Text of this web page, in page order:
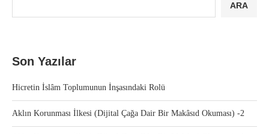
ARA
Son Yazılar
Hicretin İslâm Toplumunun İnşasındaki Rolü
Aklın Korunması İlkesi (Dijital Çağa Dair Bir Makâsıd Okuması) -2